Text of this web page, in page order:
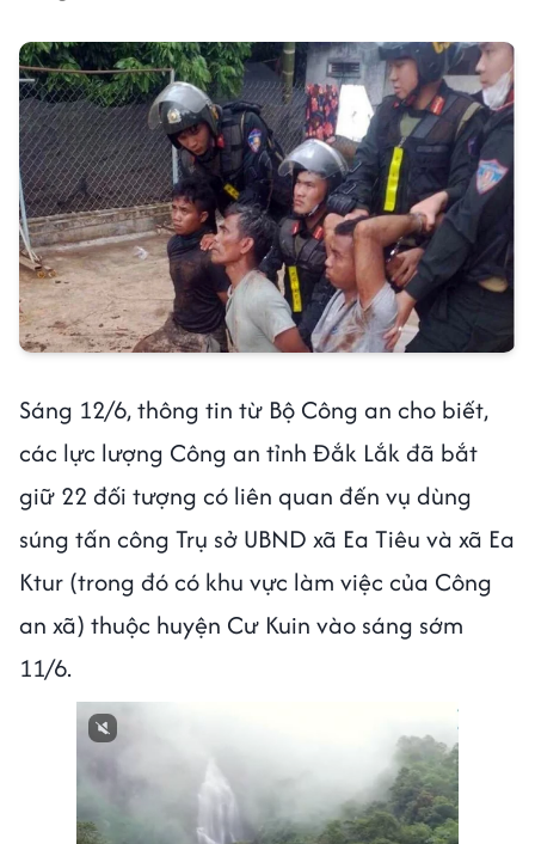
Sáng 12/6, thông tin từ Bộ Công an cho biết,
các lực lượng Công an tỉnh Đắk Lắk đã bắt
giữ 22 đối tượng có liên quan đến vụ dùng
súng tấn công Trụ sở UBND xã Ea Tiêu và xã Ea
Ktur (trong đó có khu vực làm việc của Công
an xã) thuộc huyện Cư Kuin vào sáng sớm
11/6.